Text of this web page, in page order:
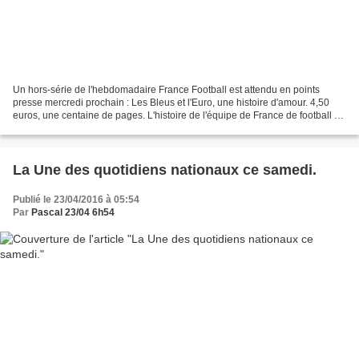
Un hors-série de l'hebdomadaire France Football est attendu en points
presse mercredi prochain : Les Bleus et l'Euro, une histoire d'amour. 4,50
euros, une centaine de pages. L'histoire de l'équipe de France de football à
La Une des quotidiens nationaux ce samedi.
Publié le 23/04/2016 à 05:54
Par Pascal 23/04 6h54